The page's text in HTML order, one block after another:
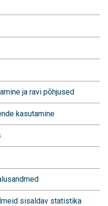
ja ravi põhjused
kasutamine
sisaldav statistika